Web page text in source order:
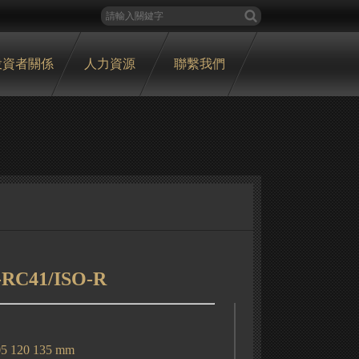
資者關係 人力資源 聯繫我們
ISO-R
120 135 mm